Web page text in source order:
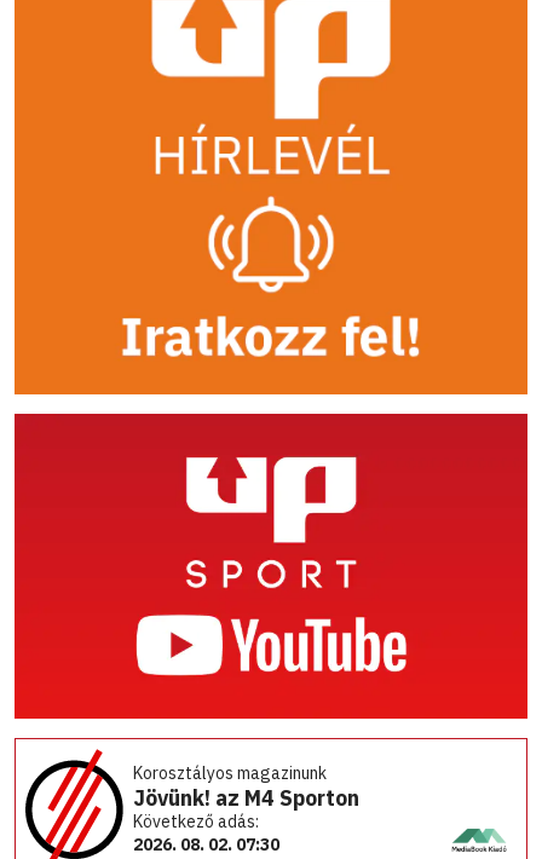
Korosztályos magazinunk
Jövünk! az M4 Sporton
Következő adás:
2026. 08. 02. 07:30